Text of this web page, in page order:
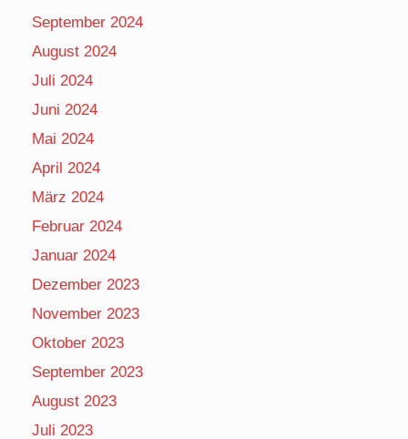
September 2024
August 2024
Juli 2024
Juni 2024
Mai 2024
April 2024
März 2024
Februar 2024
Januar 2024
Dezember 2023
November 2023
Oktober 2023
September 2023
August 2023
Juli 2023